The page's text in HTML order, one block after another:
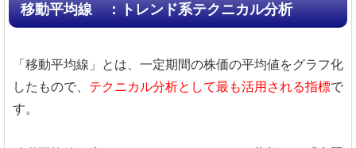
移動平均線 ：トレンド系テクニカル分析
「移動平均線」とは、一定期間の株価の平均値をグラフ化
したもので、 テクニカル分析として最も活用される指標で
す。